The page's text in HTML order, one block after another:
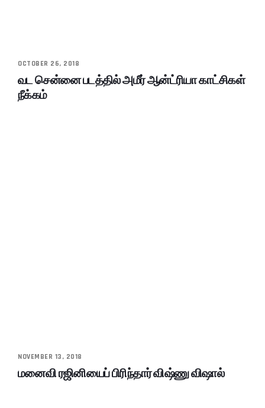
OCTOBER 26, 2018
வட சென்னை படத்தில் அமீர் ஆன்ட்ரியா காட்சிகள்
நீக்கம்
NOVEMBER 13, 2018
மனைவி ரஜினியைப் பிரிந்தார் விஷ்ணு விஷால்